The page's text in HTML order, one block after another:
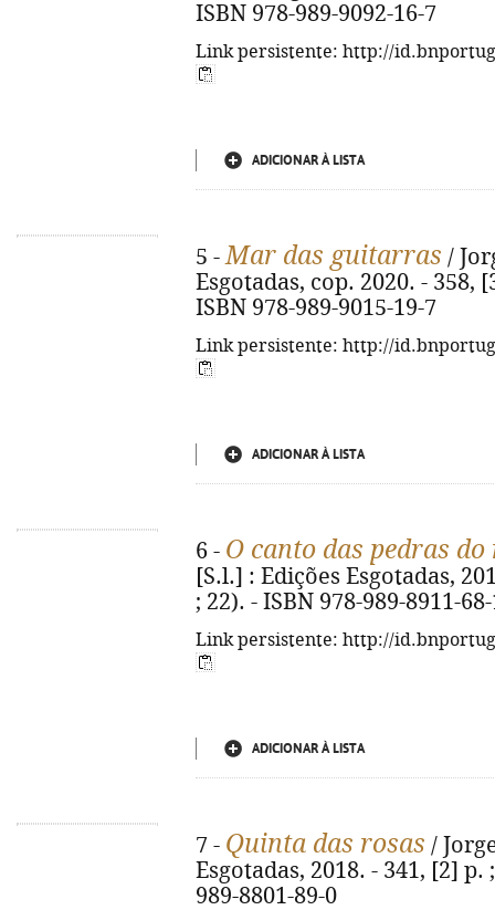
ISBN 978-989-9092-16-7
Link persistente: http://
ADICIONAR À LISTA
5 -Mar das guitarras /
Esgotadas, cop. 2020. - 358,
ISBN 978-989-9015-19-7
Link persistente: http://
ADICIONAR À LISTA
6 - O canto das pedras
[S.l.] : Edições Esgotadas,
; 22). - ISBN 978-989-8911-
Link persistente: http://
ADICIONAR À LISTA
7 - Quinta das rosas /
Esgotadas, 2018. - 341, [2] p.
989-8801-89-0